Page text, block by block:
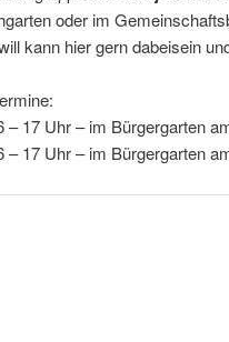
oder im
kann hier gern dabeisein
– 17 Uhr – im Bürgergarten
– 17 Uhr – im Bürgergarten